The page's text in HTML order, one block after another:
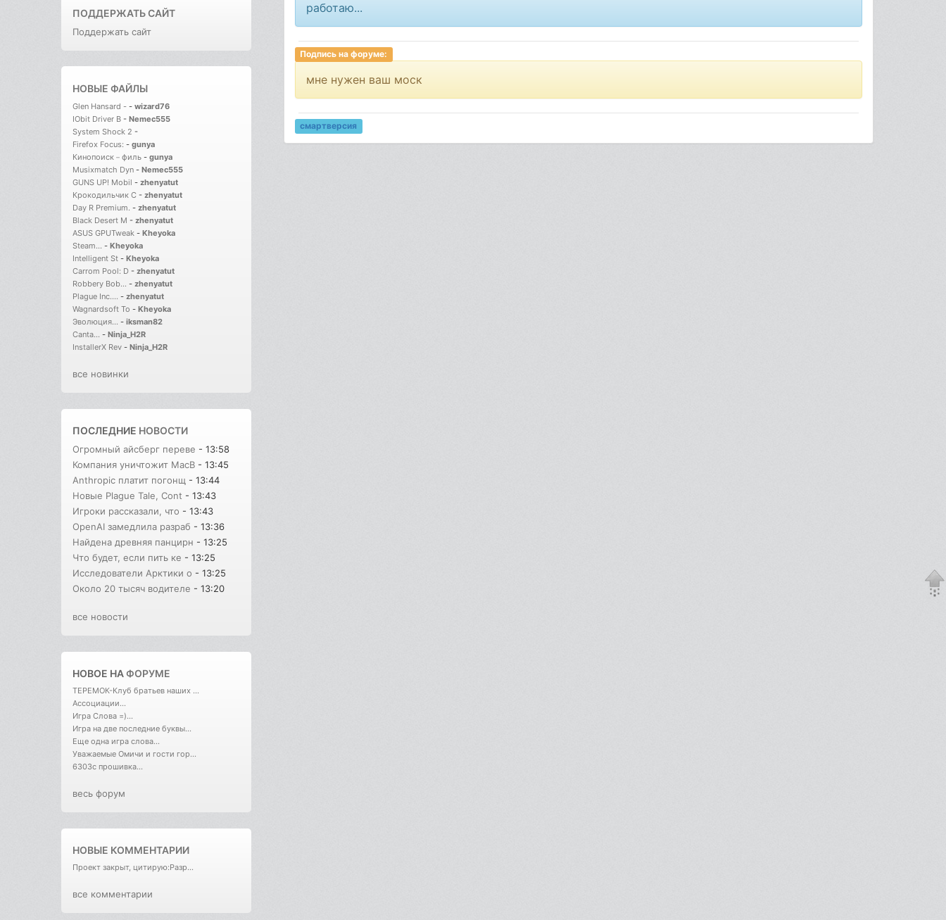
ПОДДЕРЖАТЬ САЙТ
Поддержать сайт
НОВЫЕ ФАЙЛЫ
Glen Hansard - - wizard76
IObit Driver B - Nemec555
System Shock 2 -
Firefox Focus: - gunya
Кинопоиск－филь - gunya
Musixmatch Dyn - Nemec555
GUNS UP! Mobil - zhenyatut
Крокодильчик С - zhenyatut
Day R Premium. - zhenyatut
Black Desert M - zhenyatut
ASUS GPUTweak - Kheyoka
Steam... - Kheyoka
Intelligent St - Kheyoka
Carrom Pool: D - zhenyatut
Robbery Bob... - zhenyatut
Plague Inc.... - zhenyatut
Wagnardsoft To - Kheyoka
Эволюция... - iksman82
Canta... - Ninja_H2R
InstallerX Rev - Ninja_H2R
все новинки
ПОСЛЕДНИЕ НОВОСТИ
Огромный айсберг переве - 13:58
Компания уничтожит MacB - 13:45
Anthropic платит погонщ - 13:44
Новые Plague Tale, Cont - 13:43
Игроки рассказали, что - 13:43
OpenAI замедлила разраб - 13:36
Найдена древняя панцирн - 13:25
Что будет, если пить ке - 13:25
Исследователи Арктики о - 13:25
Около 20 тысяч водителе - 13:20
все новости
НОВОЕ НАФОРУМЕ
ТЕРЕМОК-Клуб братьев наших ...
Ассоциации...
Игра Слова =)...
Игра на две последние буквы...
Еще одна игра слова...
Уважаемые Омичи и гости гор...
6303с прошивка...
весь форум
НОВЫЕ КОММЕНТАРИИ
Проект закрыт, цитирую:Разр...
все комментарии
работаю...
Подпись на форуме:
мне нужен ваш моск
смартверсия